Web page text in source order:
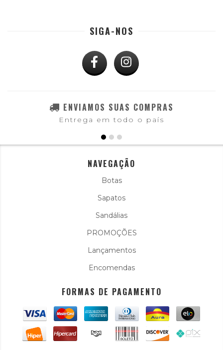
SIGA-NOS
ENVIAMOS SUAS COMPRAS
Entrega em todo o país
NAVEGAÇÃO
Botas
Sapatos
Sandálias
PROMOÇÕES
Lançamentos
Encomendas
FORMAS DE PAGAMENTO